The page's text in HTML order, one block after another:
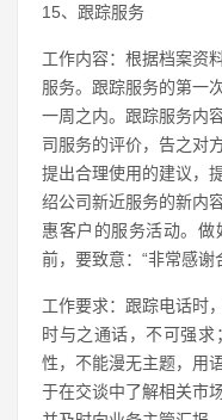
15、跟踪服务
工作内容：根据档案资
服务。跟踪服务的第一
一周之内。跟踪服务内
司服务的评价，告之对
提出合理使用的建议，
绍公司新近服务的新内
惠客户的服务活动。
前，要致意：“非常感谢
工作要求：跟踪电话时
时与之通话，不可强
性，不能漫无主题，用
于在交谈中了解相关市